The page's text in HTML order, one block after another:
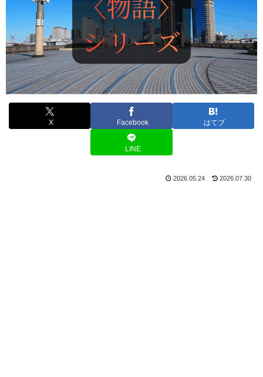
X Facebook はてブ
LINE
2026.05.24 2026.07.30